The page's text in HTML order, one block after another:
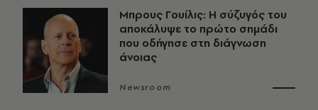
Μπρους Γουίλις: Η σύζυγός του
αποκάλυψε το πρώτο σημάδι
που οδήγησε στη διάγνωση
άνοιας
Newsroom